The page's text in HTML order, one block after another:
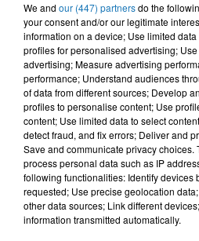
L'HOROSCOPE
Bélier Taureau
We and our (447) partnersdo the
your consent and/or our legitimate
information on a device; Use limited
profiles for personalised advertising;
advertising; Measure advertising
performance; Understand audiences
of data from different sources; Develop
profiles to personalise content; Use
content; Use limited data to select
detect fraud, and fix errors; Deliver and
Save and communicate privacy choices.
process personal data such as IP
following functionalities: Identify devices
requested; Use precise geolocation
other data sources; Link different
information transmitted automatically.